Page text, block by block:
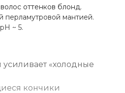
оттенков блонд.
перламутровой мантией.
~ 5.
«холодные
кончики